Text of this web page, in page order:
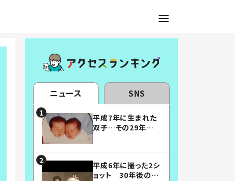
ニュース SNS
平成7年に生まれた
双子…その29年後
平成6年に撮った2シ
ョット 30年後の姿